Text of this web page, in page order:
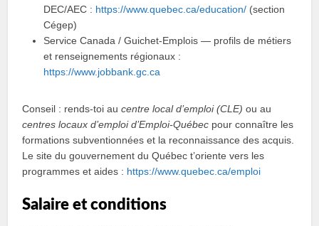
DEC/AEC : https://www.quebec.ca/education/ (section
Cégep)
Service Canada / Guichet-Emplois — profils de métiers
et renseignements régionaux :
https://www.jobbank.gc.ca
Conseil : rends-toi aucentre local d’emploi (CLE) ou au
centres locaux d’emploi d’Emploi-Québec pour connaître les
formations subventionnées et la reconnaissance des acquis.
Le site du gouvernement du Québec t’oriente vers les
programmes et aides : https://www.quebec.ca/emploi
Salaire et conditions